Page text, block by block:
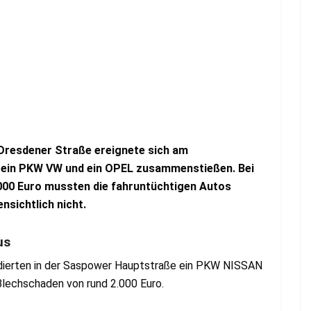
Straße ereignete sich am
PKW VW und ein OPEL zusammenstießen. Bei
Euro mussten die fahruntüchtigen Autos
nicht.
in der Saspower Hauptstraße ein PKW NISSAN
von rund 2.000 Euro.